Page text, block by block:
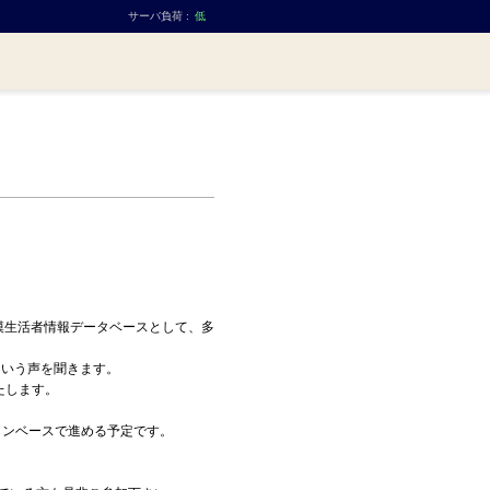
サーバ負荷 : 低
活者情報データベースとして、多
う声を聞きます。
ます。
ベースで進める予定です。